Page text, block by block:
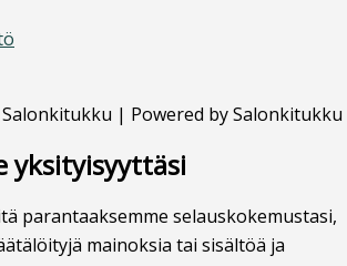
| Powered by Salonkitukku
yksityisyyttäsi
parantaaksemme selauskokemustasi,
mainoksia tai sisältöä ja